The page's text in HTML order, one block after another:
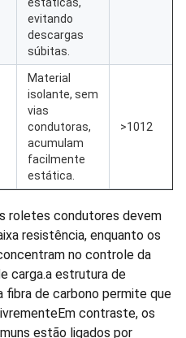
evitando
descargas
súbitas.
Material
isolante, sem
vias
condutoras,
acumulam
facilmente
estática.
>1012
roletes condutores devem
resistência, enquanto os
no controle da
carga.a estrutura de
de carbono permite que
contraste, os
estão ligados por